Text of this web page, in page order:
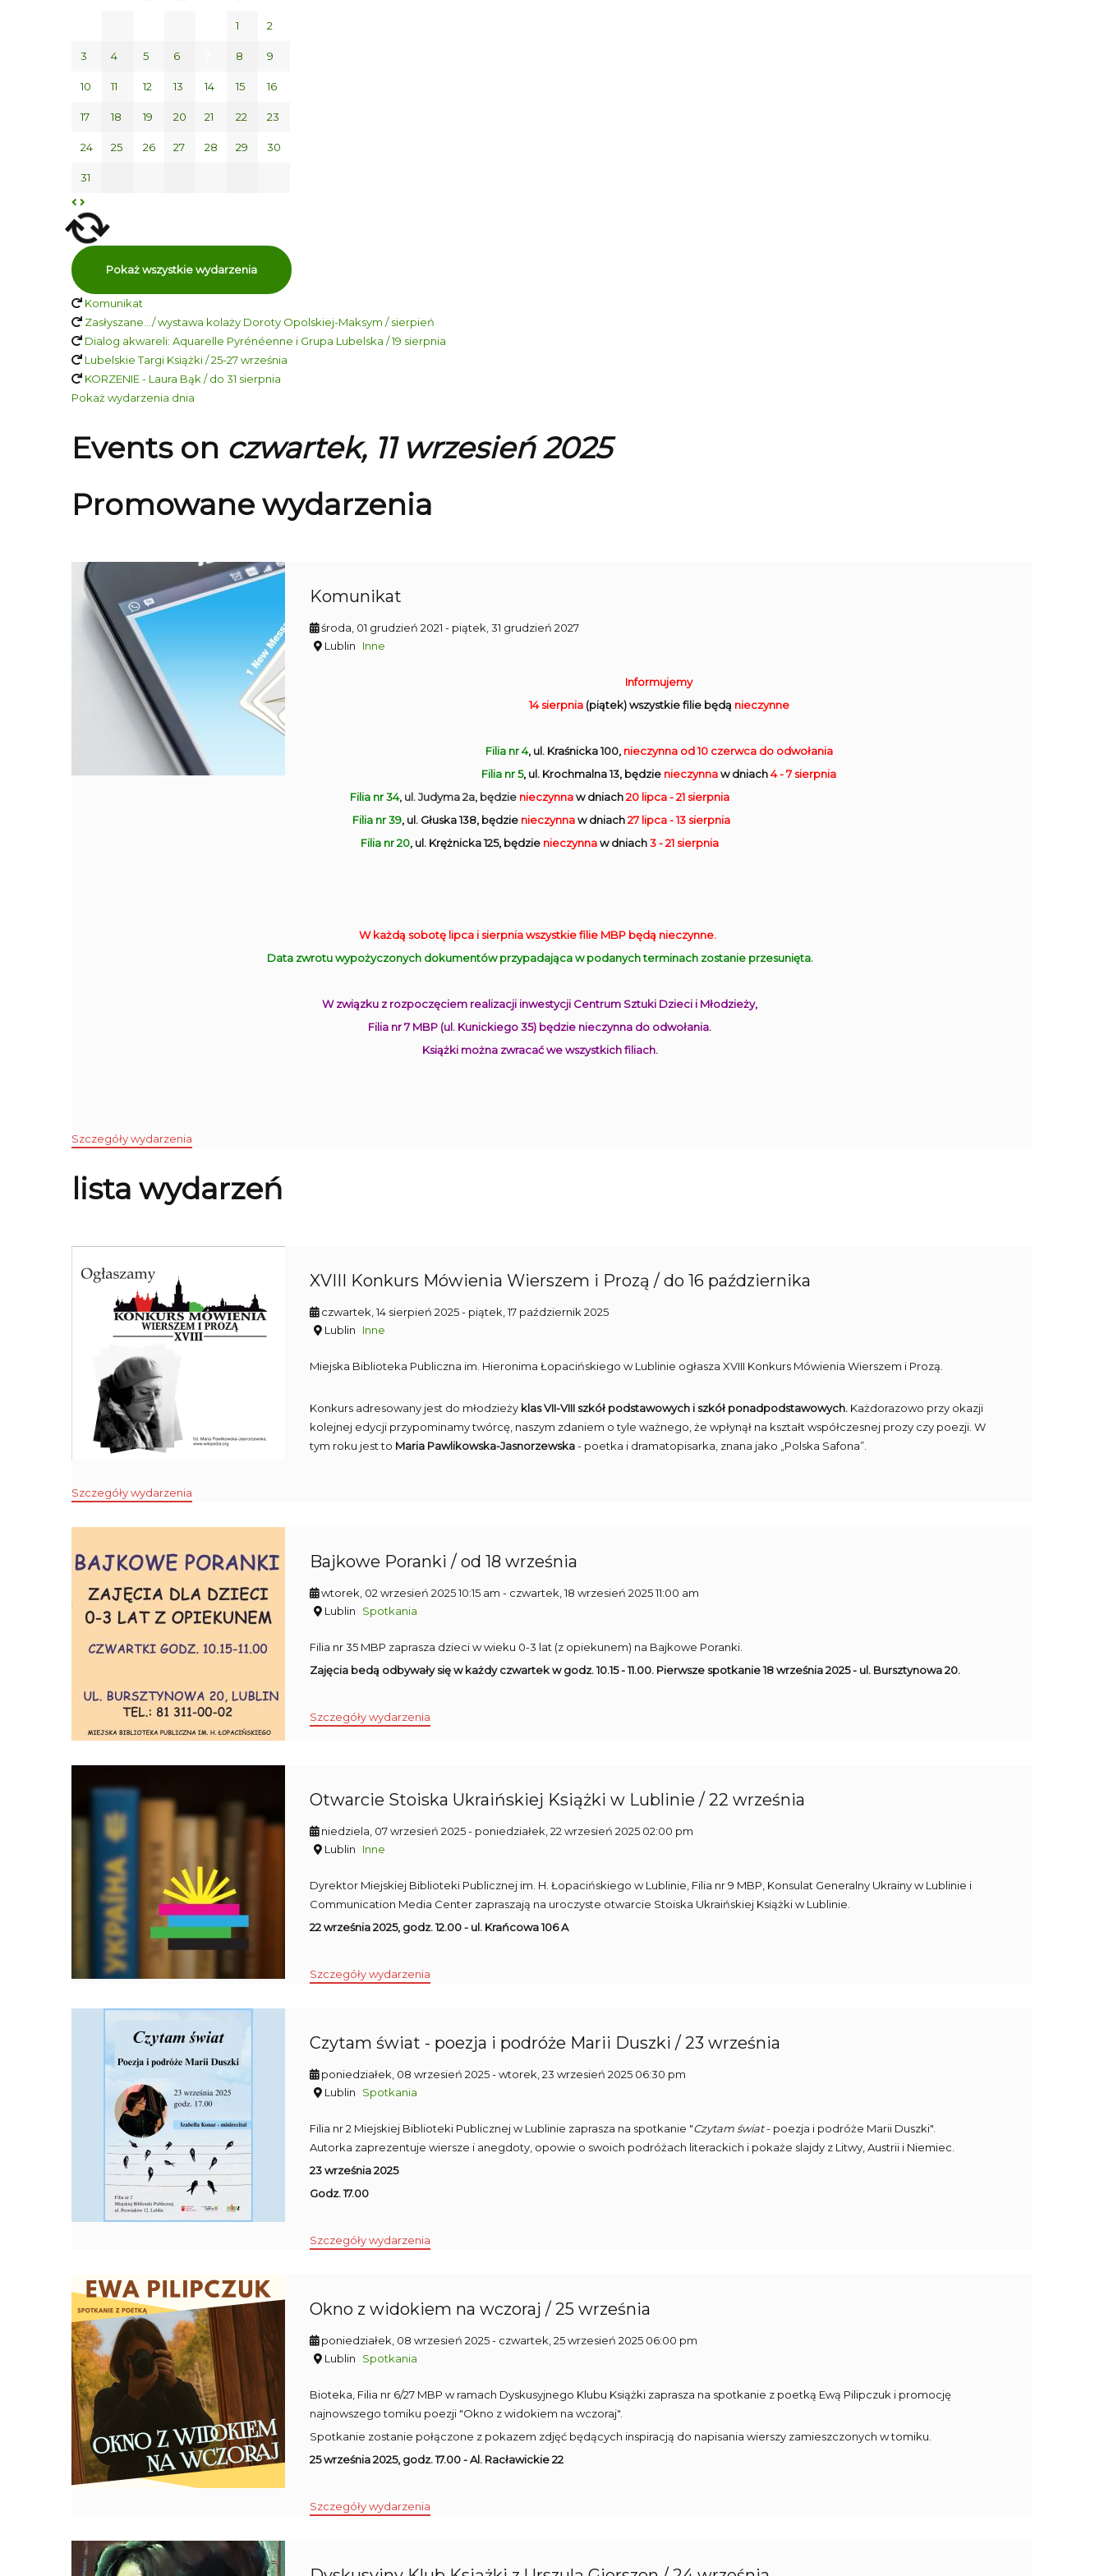
1 2
3 4 5 6 8 9
10 11 12 13 14 15 16
17 18 19 20 21 22 23
24 25 26 27 28 29 30
31
Pokaż wszystkie wydarzenia
Komunikat
Zasłyszane…/ wystawa kolaży Doroty Opolskiej-Maksym / sierpień
Dialog akwareli: Aquarelle Pyrénéenne i Grupa Lubelska / 19 sierpnia
Lubelskie Targi Książki / 25-27 września
KORZENIE - Laura Bąk / do 31 sierpnia
Pokaż wydarzenia dnia
Events on czwartek, 11 wrzesień 2025
Promowane wydarzenia
Komunikat
środa, 01 grudzień 2021 - piątek, 31 grudzień 2027
Lublin
Inne
Informujemy
14 sierpnia(piątek) wszystkie filie będą nieczynne
Filia nr 4, ul. Kraśnicka 100, nieczynna od 10 czerwca do odwołania
Filia nr 5, ul. Krochmalna 13, będzie nieczynnaw dniach4 - 7 sierpnia
Filia nr 34, ul. Judyma 2a, będzie nieczynnaw dniach20 lipca - 21 sierpnia
Filia nr 39, ul. Głuska 138, będzie nieczynnaw dniach27 lipca - 13 sierpnia
Filia nr 20, ul. Krężnicka 125, będzie nieczynnaw dniach3 - 21 sierpnia
W każdą sobotę lipca i sierpnia wszystkie filie MBP będą nieczynne.
Data zwrotu wypożyczonych dokumentów przypadająca w podanych terminach zostanie przesunięta.
W związku z rozpoczęciem realizacji inwestycji Centrum Sztuki Dzieci i Młodzieży,
Filia nr 7 MBP (ul. Kunickiego 35) będzie nieczynna do odwołania.
Książki można zwracać we wszystkich filiach.
Szczegóły wydarzenia
lista wydarzeń
XVIII Konkurs Mówienia Wierszem i Prozą / do 16 października
czwartek, 14 sierpień 2025- piątek, 17 październik 2025
Lublin
Inne
Miejska Biblioteka Publiczna im. Hieronima Łopacińskiego w Lublinie ogłasza XVIII Konkurs Mówienia Wierszem i Prozą.
Konkurs adresowany jest do młodzieży klas VII-VIII szkół podstawowych i szkół ponadpodstawowych. Każdorazowo przy okazji
kolejnej edycji przypominamy twórcę, naszym zdaniem o tyle ważnego, że wpłynął na kształt współczesnej prozy czy poezji. W
tym roku jest to Maria Pawlikowska-Jasnorzewska- poetka i dramatopisarka, znana jako „Polska Safona”.
Szczegóły wydarzenia
Bajkowe Poranki / od 18 września
wtorek, 02 wrzesień 2025 10:15 am - czwartek, 18 wrzesień 2025 11:00 am
Lublin
Spotkania
Filia nr 35 MBP zaprasza dzieci w wieku 0-3 lat (z opiekunem) na Bajkowe Poranki.
Zajęcia bedą odbywały się w każdy czwartek w godz. 10.15 - 11.00. Pierwsze spotkanie 18 września 2025 - ul. Bursztynowa 20.
Szczegóły wydarzenia
Otwarcie Stoiska Ukraińskiej Książki w Lublinie / 22 września
niedziela, 07 wrzesień 2025- poniedziałek, 22 wrzesień 2025 02:00 pm
Lublin
Inne
Dyrektor Miejskiej Biblioteki Publicznej im. H. Łopacińskiego w Lublinie, Filia nr 9 MBP, Konsulat Generalny Ukrainy w Lublinie i
Communication Media Center zapraszają na uroczyste otwarcie Stoiska Ukraińskiej Książki w Lublinie.
22 września 2025, godz. 12.00 - ul. Krańcowa 106 A
Szczegóły wydarzenia
Czytam świat - poezja i podróże Marii Duszki / 23 września
poniedziałek, 08 wrzesień 2025- wtorek, 23 wrzesień 2025 06:30 pm
Lublin
Spotkania
Filia nr 2 Miejskiej Biblioteki Publicznej w Lublinie zaprasza na spotkanie "Czytam świat- poezja i podróże Marii Duszki".
Autorka zaprezentuje wiersze i anegdoty, opowie o swoich podróżach literackich i pokaże slajdy z Litwy, Austrii i Niemiec.
23 września 2025
Godz. 17.00
Szczegóły wydarzenia
Okno z widokiem na wczoraj / 25 września
poniedziałek, 08 wrzesień 2025- czwartek, 25 wrzesień 2025 06:00 pm
Lublin
Spotkania
Bioteka, Filia nr 6/27 MBP w ramach Dyskusyjnego Klubu Książki zaprasza na spotkanie z poetką Ewą Pilipczuk i promocję
najnowszego tomiku poezji "Okno z widokiem na wczoraj".
Spotkanie zostanie połączone z pokazem zdjęć będących inspiracją do napisania wierszy zamieszczonych w tomiku.
25 września 2025, godz. 17.00 - Al. Racławickie 22
Szczegóły wydarzenia